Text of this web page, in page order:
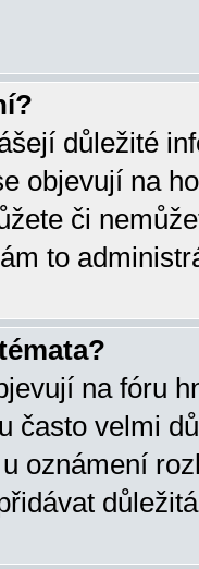
důležité
objevují na
či
to
na fóru
často velmi
oznámení